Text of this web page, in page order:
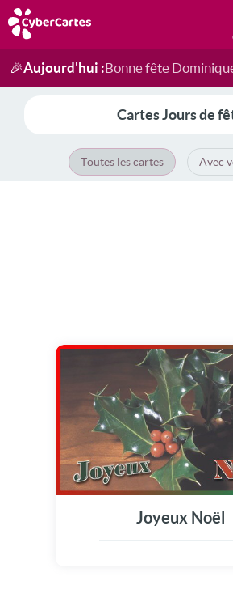
Anniversaire
Fête du jour
Amour
Amitié
Merci
Toutes les cartes
🎉Aujourd'hui :Bonne fête
Cartes Jours de
Toutes les cartes Avec
Joyeux Noël